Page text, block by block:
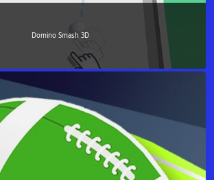
Domino Smash 3D